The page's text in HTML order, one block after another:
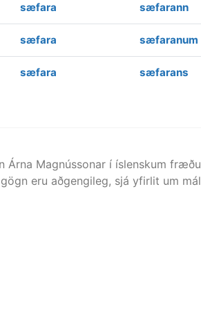
sæfara sæfarann
sæfara sæfaranum
sæfara sæfarans
Árna Magnússonar í íslenskum
eru aðgengileg, sjá yfirlit um